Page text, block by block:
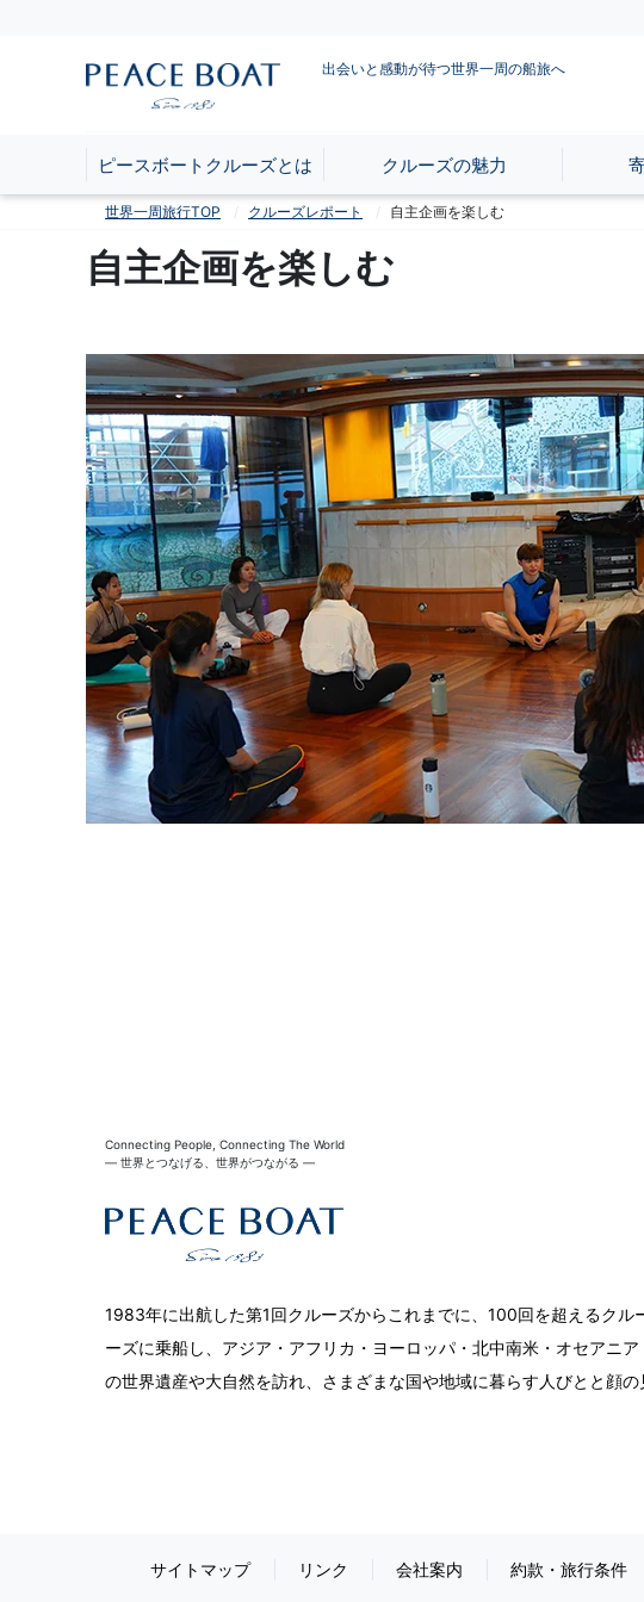
出会いと感動が待つ世界一周の船旅へ
ピースボートクルーズとは クルーズの魅力
世界一周旅行TOP クルーズレポート 自主企画を楽しむ
自主企画を楽しむ
Connecting People, Connecting The World
― 世界とつなげる、世界がつながる ―
1983年に出航した第1回クルーズからこれまでに、100回を超えるク
ーズに乗船し、アジア・アフリカ・ヨーロッパ・北中南米・オセアニ
の世界遺産や大自然を訪れ、さまざまな国や地域に暮らす人びとと顔の
サイトマップ リンク 会社案内 約款・旅行条件